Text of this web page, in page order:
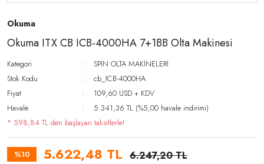
Okuma
Okuma ITX CB ICB-4000HA 7+1BB Olta Makinesi
Kategori
SPİN OLTA MAKİNELERİ
Stok Kodu
cb_ICB-4000HA
Fiyat
109,60 USD + KDV
Havale
5.341,36 TL (%5,00 havale indirimi)
* 598,84 TL den başlayan taksitlerle!
%10 5.622,48 TL 6.247,20 TL